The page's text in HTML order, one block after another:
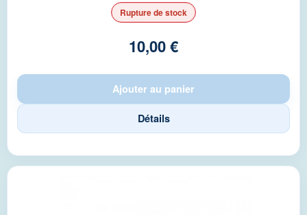
Rupture de stock
10,00 €
Ajouter au panier
Détails